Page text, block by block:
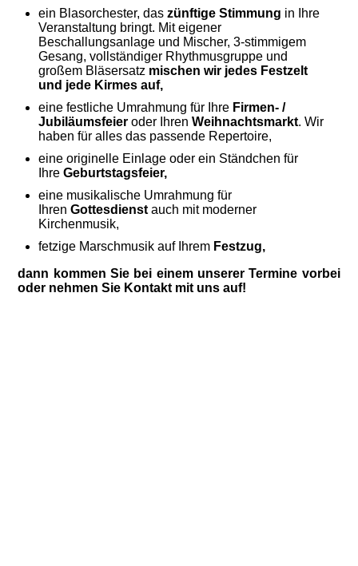
ein Blasorchester, daszünftige Stimmung in Ihre
Veranstaltung bringt. Mit eigener
Beschallungsanlage und Mischer, 3-stimmigem
Gesang, vollständiger Rhythmusgruppe und
großem Bläsersatz mischen wir jedes Festzelt
und jede Kirmes auf,
eine festliche Umrahmung für Ihre Firmen- /
Jubiläumsfeier oder Ihren Weihnachtsmarkt. Wir
haben für alles das passende Repertoire,
eine originelle Einlage oder ein Ständchen für
IhreGeburtstagsfeier,
eine musikalische Umrahmung für
IhrenGottesdienstauch mit moderner
Kirchenmusik,
fetzige Marschmusik auf Ihrem Festzug,
dann kommen Sie bei einem unserer Termine vorbei
oder nehmen Sie Kontakt mit uns auf!